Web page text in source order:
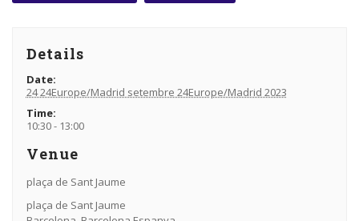
Details
Date:
24 24Europe/Madrid setembre 24Europe/Madrid 2023
Time:
10:30 - 13:00
Venue
plaça de Sant Jaume
plaça de Sant Jaume